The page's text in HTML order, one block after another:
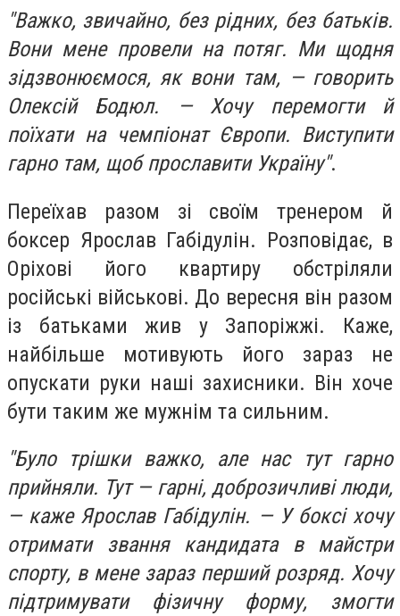
"Важко, звичайно, без рідних, без батьків.
Вони мене провели на потяг. Ми щодня
зідзвонюємося, як вони там, — говорить
Олексій Бодюл. — Хочу перемогти й
поїхати на чемпіонат Європи. Виступити
гарно там, щоб прославити Україну".
Переїхав разом зі своїм тренером й
боксер Ярослав Габідулін. Розповідає, в
Оріхові його квартиру обстріляли
російські військові. До вересня він разом
із батьками жив у Запоріжжі. Каже,
найбільше мотивують його зараз не
опускати руки наші захисники. Він хоче
бути таким же мужнім та сильним.
"Було трішки важко, але нас тут гарно
прийняли. Тут — гарні, доброзичливі люди,
— каже Ярослав Габідулін. — У боксі хочу
отримати звання кандидата в майстри
спорту, в мене зараз перший розряд. Хочу
підтримувати фізичну форму, змогти